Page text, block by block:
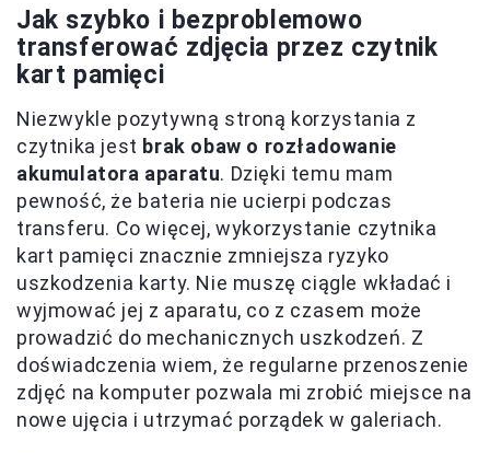
Jak szybko i bezproblemowo
transferować zdjęcia przez czytnik
kart pamięci
Niezwykle pozytywną stroną korzystania z
czytnika jest brak obaw o rozładowanie
akumulatora aparatu. Dzięki temu mam
pewność, że bateria nie ucierpi podczas
transferu. Co więcej, wykorzystanie czytnika
kart pamięci znacznie zmniejsza ryzyko
uszkodzenia karty. Nie muszę ciągle wkładać i
wyjmować jej z aparatu, co z czasem może
prowadzić do mechanicznych uszkodzeń. Z
doświadczenia wiem, że regularne przenoszenie
zdjęć na komputer pozwala mi zrobić miejsce na
nowe ujęcia i utrzymać porządek w galeriach.